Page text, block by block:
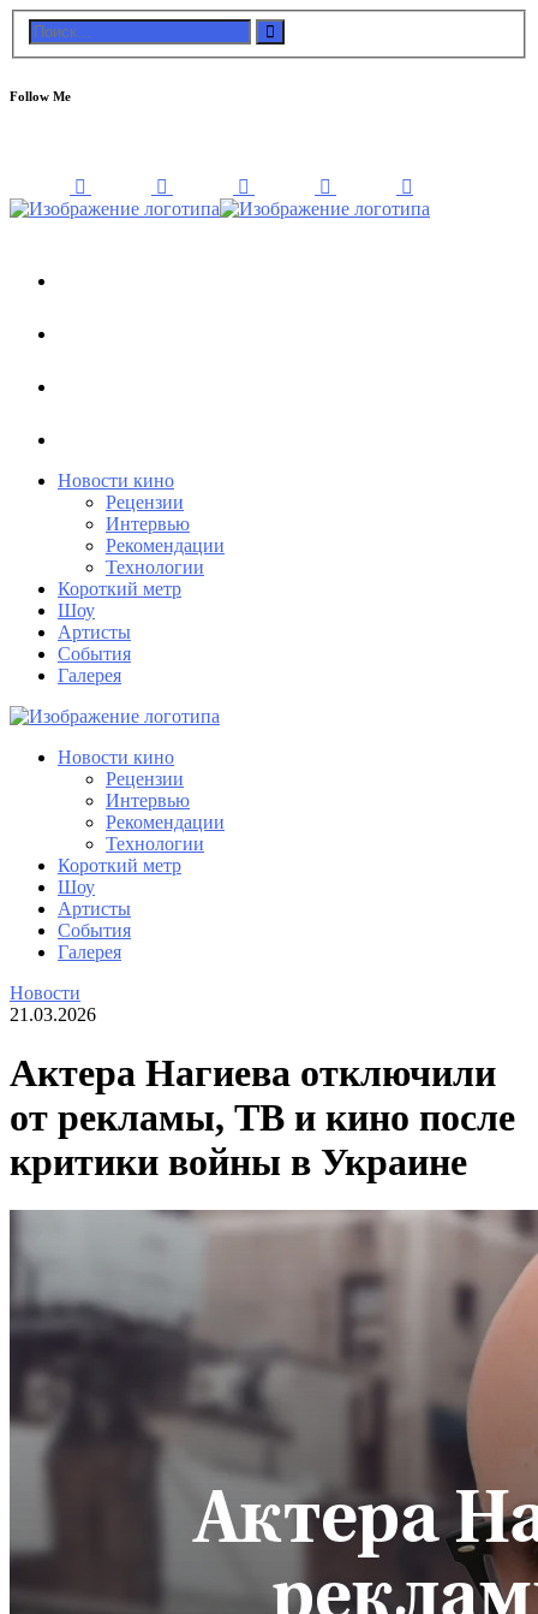
Follow Me
Новости кино
Рецензии
Интервью
Рекомендации
Технологии
Короткий метр
Шоу
Артисты
События
Галерея
Новости кино
Рецензии
Интервью
Рекомендации
Технологии
Короткий метр
Шоу
Артисты
События
Галерея
Новости
21.03.2026
Актера Нагиева отключили
от рекламы, ТВ и кино после
критики войны в Украине